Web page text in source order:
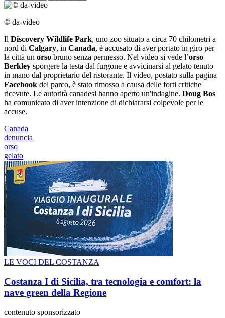
© da-video
Il Discovery Wildlife Park, uno zoo situato a circa 70 chilometri a
nord di Calgary, in Canada, è accusato di aver portato in giro per
la città un orso bruno senza permesso. Nel video si vede l’orso
Berkley sporgere la testa dal furgone e avvicinarsi al gelato tenuto
in mano dal proprietario del ristorante. Il video, postato sulla pagina
Facebook del parco, è stato rimosso a causa delle forti critiche
ricevute. Le autorità canadesi hanno aperto un'indagine. Doug Bos
ha comunicato di aver intenzione di dichiararsi colpevole per le
accuse.
Canada
denuncia
orso
gelato
LE VOCI DEL COSTANZA
Costanza I di Sicilia, tra tecnologia e comfort: la
nave green della Regione
contenuto sponsorizzato